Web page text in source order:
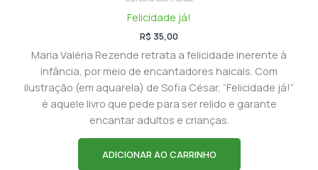
Felicidade já!
R$ 35,00
Maria Valéria Rezende retrata a felicidade inerente à
infância, por meio de encantadores haicais. Com
ilustração (em aquarela) de Sofia César, “Felicidade já!”
é aquele livro que pede para ser relido e garante
encantar adultos e crianças.
ADICIONAR AO CARRINHO